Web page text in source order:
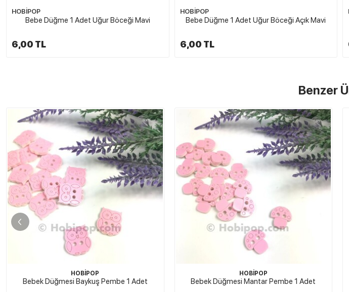
HOBİPOP
Bebe Düğme 1 Adet Uğur Böceği Mavi
6,00 TL
HOBİPOP
Bebe Düğme 1 Adet Uğur Böceği Açık Mavi
6,00 TL
Benzer
HOBİPOP
Bebek Düğmesi Baykuş Pembe 1 Adet
HOBİPOP
Bebek Düğmesi Mantar Pembe 1 Adet